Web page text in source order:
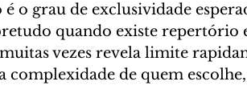
o grau de exclusividade
quando existe repertório
vezes revela limite
complexidade de quem